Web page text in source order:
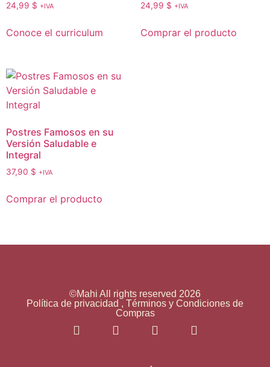
24,99 $ +IVA
Conoce el curriculum
24,99 $ +IVA
Comprar el producto
Postres Famosos en su
Versión Saludable e
Integral
37,90 $ +IVA
Comprar el producto
©Mahi All rights reserved 2026
Política de privacidad , Términos y Condiciones de
Compras